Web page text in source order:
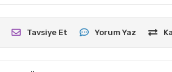
Tavsiye Et Yorum Yaz